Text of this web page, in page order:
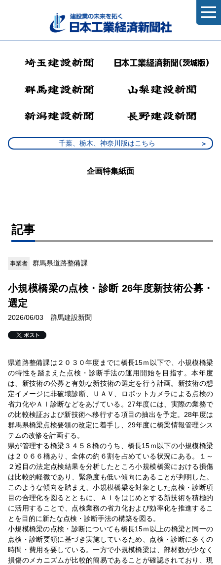
千葉、栃木、神奈川版はこちら
企画特集紙面
記事
事業者 群馬県道路整備課
小規模橋梁の点検・診断 26年度新技術公募・
選定
2026/06/03 群馬建設新聞
県道路整備課は２０３０年度までに橋長15ｍ以下で、小規模橋梁
の特性を踏まえた点検・診断手法の運用開始を目指す。本年度
は、新技術の公募と有効な新技術の選定を行う計画。新技術の想
定イメージに非破壊診断、ＵＡＶ、ロボットカメラによる点検の
省力化やＡＩ診断などをあげている。27年度には、実際の業務で
の比較検証および新技術へ移行する項目の抽出を予定。28年度は
群馬県橋梁点検要領の改定に着手し、29年度に橋梁情報管理シス
テムの改修を計画する。
県が管理する橋梁３４５８橋のうち、橋長15ｍ以下の小規模橋梁
は２０６６橋あり、全体の約６割を占めている状況にある。１～
２巡目の法定点検結果を分析したところ小規模橋梁における損傷
は比較的軽微であり、緊急度も低い傾向にあることが判明した。
このような傾向を踏まえ、小規模橋梁を対象とした点検・診断項
目の合理化を図るとともに、ＡＩをはじめとする新技術を積極的
に活用することで、点検業務の省力化および効率化を推進するこ
とを目的に新たな点検・診断手法の構築を図る。
小規模橋梁の点検・診断についても橋長15ｍ以上の橋梁と同一の
点検・診断要領に基づき実施しているため、点検・診断に多くの
時間・費用を要している。一方で小規模橋梁は、部材数が少なく
損傷のメカニズムが比較的簡易であることが確認されており、現